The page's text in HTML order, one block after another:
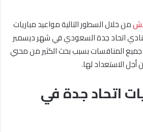
من خلال السطور التالية مواعيد مباريات
بنادي اتحاد جدة السعودي في شهر ديسمبر
من عام 2023 في جميع المنافسات بسبب بحث الكثير من محبي
أجل الاستعداد لها.
اتحاد جدة في